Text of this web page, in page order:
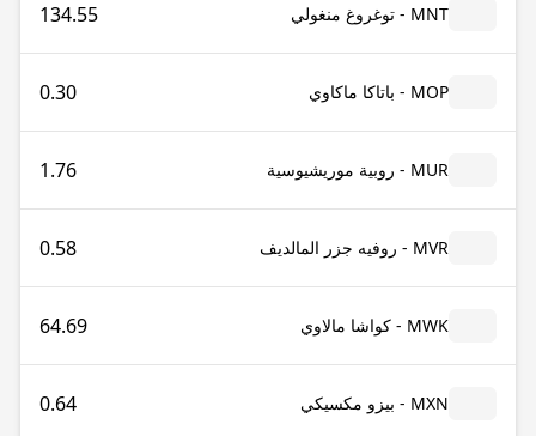
MNT - توغروغ منغولي 134.55
MOP - باتاكا ماكاوي 0.30
MUR - روبية موريشيوسية 1.76
MVR - روفيه جزر المالديف 0.58
MWK - كواشا مالاوي 64.69
MXN - بيزو مكسيكي 0.64